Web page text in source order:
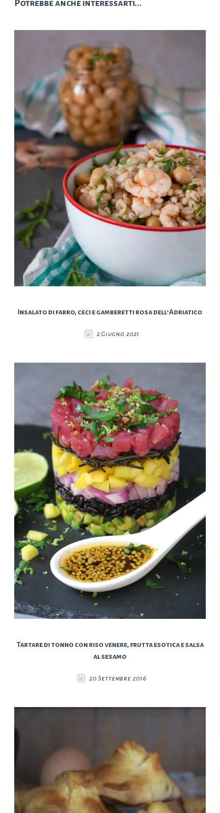
Potrebbe anche interessarti...
Insalato di farro, ceci e gamberetti rosa dell’Adriatico
2 Giugno 2021
Tartare di tonno con riso venere, frutta esotica e salsa
al sesamo
20 Settembre 2016